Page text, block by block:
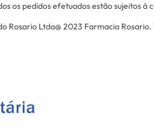
os pedidos efetuados estão sujeitos
Rosario Ltda@ 2023 Farmacia